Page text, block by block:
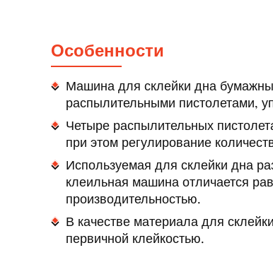
Особенности
Машина для склейки дна
распылительными пистолетами,
Четыре распылительных
при этом регулирование
Используемая для склейки дна
клеильная машина отличается
производительностью.
В качестве материала для
первичной клейкостью.